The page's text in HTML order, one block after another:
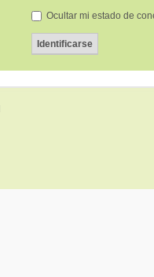
Ocultar mi estado de